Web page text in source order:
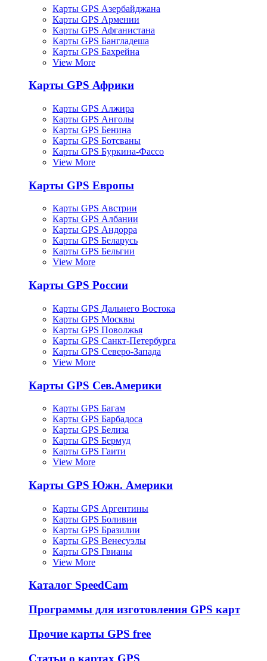
Карты GPS Азербайджана
Карты GPS Армении
Карты GPS Афганистана
Карты GPS Бангладеша
Карты GPS Бахрейна
View More
Карты GPS Африки
Карты GPS Алжира
Карты GPS Анголы
Карты GPS Бенина
Карты GPS Ботсваны
Карты GPS Буркина-Фассо
View More
Карты GPS Европы
Карты GPS Австрии
Карты GPS Албании
Карты GPS Андорра
Карты GPS Беларусь
Карты GPS Бельгии
View More
Карты GPS России
Карты GPS Дальнего Востока
Карты GPS Москвы
Карты GPS Поволжья
Карты GPS Санкт-Петербурга
Карты GPS Северо-Запада
View More
Карты GPS Сев.Америки
Карты GPS Багам
Карты GPS Барбадоса
Карты GPS Белиза
Карты GPS Бермуд
Карты GPS Гаити
View More
Карты GPS Южн. Америки
Карты GPS Аргентины
Карты GPS Боливии
Карты GPS Бразилии
Карты GPS Венесуэлы
Карты GPS Гвианы
View More
Каталог SpeedCam
Программы для изготовления GPS карт
Прочие карты GPS free
Статьи о картах GPS